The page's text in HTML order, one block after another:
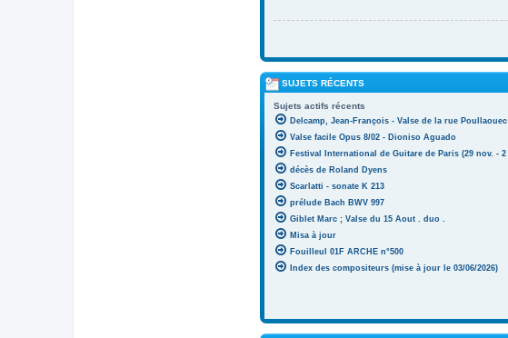
SUJETS RÉCENTS
Sujets actifs récents
Delcamp, Jean-François - Valse de la rue Poullaouec
Valse facile Opus 8/02 - Dioniso Aguado
Festival International de Guitare de Paris (29 nov. - 2
décès de Roland Dyens
Scarlatti - sonate K 213
prélude Bach BWV 997
Giblet Marc ; Valse du 15 Aout . duo .
Misa à jour
Fouilleul 01F ARCHE n°500
Index des compositeurs (mise à jour le 03/06/2026)